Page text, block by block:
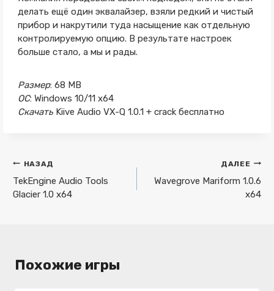
делать ещё один эквалайзер, взяли редкий и чистый
прибор и накрутили туда насыщение как отдельную
контролируемую опцию. В результате настроек
больше стало, а мы и рады.
Размер: 68 MB
ОС: Windows 10/11 x64
Скачать Kiive Audio VX-Q 1.0.1 + crack бесплатно
Навигация
по
записям
НАЗАД
TekEngine Audio Tools
Glacier 1.0 x64
ДАЛЕЕ
Wavegrove Mariform 1.0.6
x64
Похожие игры